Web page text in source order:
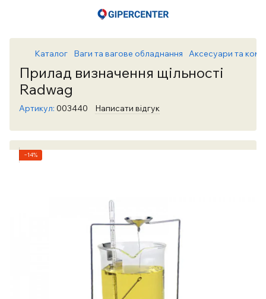
Каталог Ваги та вагове обладнання Аксесуари та
Прилад визначення щільності
Radwag
Артикул: 003440 Написати відгук
−14%